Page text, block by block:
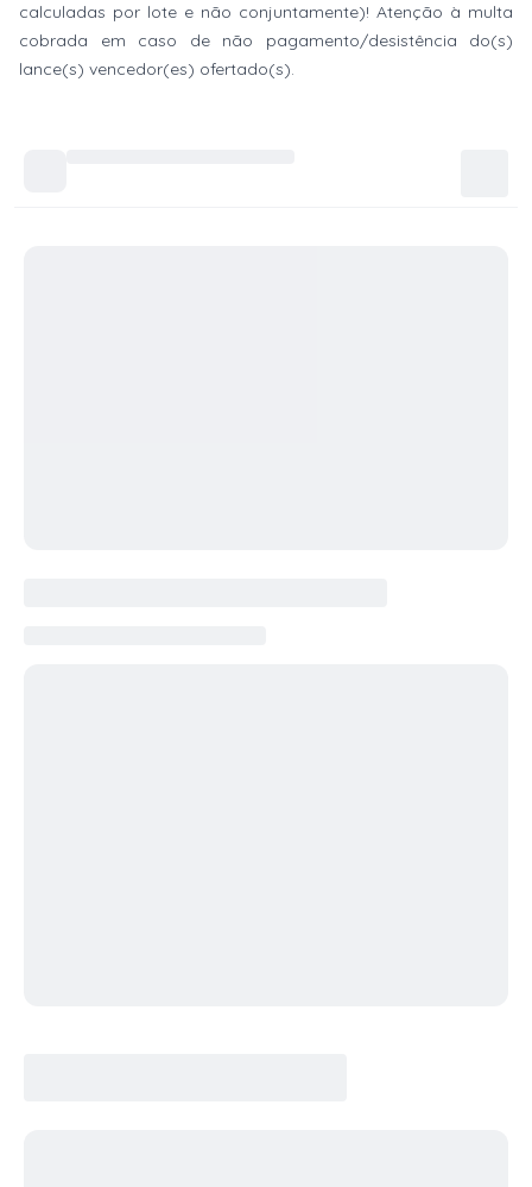
calculadas por lote e não conjuntamente)! Atenção à multa
cobrada em caso de não pagamento/desistência do(s)
lance(s) vencedor(es) ofertado(s).